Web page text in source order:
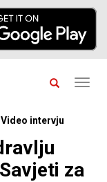
Video intervju
za